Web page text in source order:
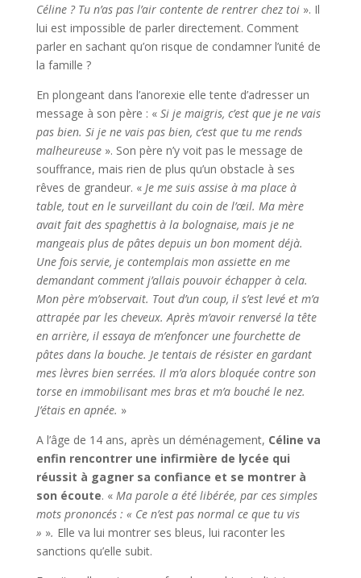
Céline ? Tu n’as pas l’air contente de rentrer chez toi». Il
lui est impossible de parler directement. Comment
parler en sachant qu’on risque de condamner l’unité de
la famille ?
En plongeant dans l’anorexie elle tente d’adresser un
message à son père : « Si je maigris, c’est que je ne vais
pas bien. Si je ne vais pas bien, c’est que tu me rends
malheureuse». Son père n’y voit pas le message de
souffrance, mais rien de plus qu’un obstacle à ses
rêves de grandeur. « Je me suis assise à ma place à
table, tout en le surveillant du coin de l’œil. Ma mère
avait fait des spaghettis à la bolognaise, mais je ne
mangeais plus de pâtes depuis un bon moment déjà.
Une fois servie, je contemplais mon assiette en me
demandant comment j’allais pouvoir échapper à cela.
Mon père m’observait. Tout d’un coup, il s’est levé et m’a
attrapée par les cheveux. Après m’avoir renversé la tête
en arrière, il essaya de m’enfoncer une fourchette de
pâtes dans la bouche. Je tentais de résister en gardant
mes lèvres bien serrées. Il m’a alors bloquée contre son
torse en immobilisant mes bras et m’a bouché le nez.
J’étais en apnée. »
A l’âge de 14 ans, après un déménagement, Céline va
enfin rencontrer une infirmière de lycée qui
réussit à gagner sa confiance et se montrer à
son écoute. « Ma parole a été libérée, par ces simples
mots prononcés : « Ce n’est pas normal ce que tu vis
» ». Elle va lui montrer ses bleus, lui raconter les
sanctions qu’elle subit.